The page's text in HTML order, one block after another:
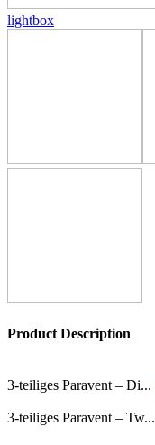
lightbox
Product Description
3-teiliges Paravent – Di...
3-teiliges Paravent – Tw...